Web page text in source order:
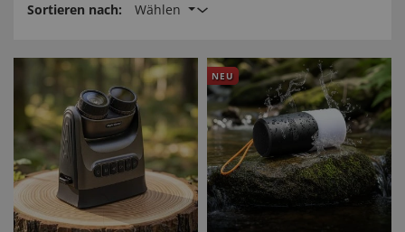
Sortieren nach: Wählen
NEU